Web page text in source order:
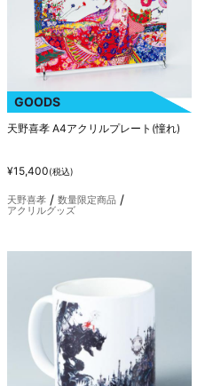
GOODS
天野喜孝 A4アクリルプレート(憧れ)
¥15,400(税込)
天野喜孝
数量限定商品
アクリルグッズ